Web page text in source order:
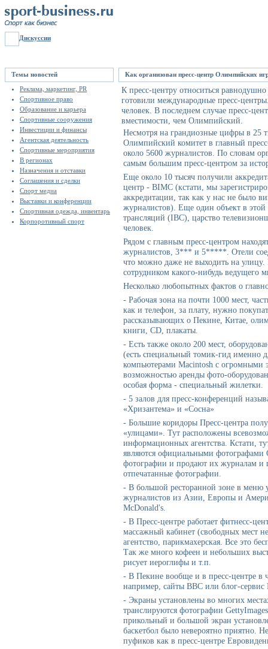
Дискуссии
Темы новостей
Реклама, маркетинг, PR
Спортивное право
Образование и карьера
Спортивные сооружения
Инвестиции и финансы
Агентская деятельность
Спортивные мероприятия
В регионах
Назначения и отставки
Соглашения и сделки
Спорт медиа
Выставки и конференции
Спортивная одежда, инвентарь
Корпоротивный спорт
Как организован пресс-центр Олимпийских
К пресс-центру относиться
готовили международные пресс-
человек. В последнем случае пресс-
вместимости, чем Олимпийский.
Несмотря на грандиозные цифры в 25
Олимпийский комитет в главный
около 5600 журналистов. По словам
самым большим пресс-центром за
Еще около 10 тысяч получили
центр - BIMC (кстати, мы
аккредитации, так как у нас не было
журналистов). Еще один объект в
трансляций (IBC), царство
человек.
Рядом с главным пресс-центром
журналистов, 3*** и 5*****. Отели
что можно даже не выходить на улицу.
сотрудником какого-нибудь ведущего
Несколько любопытных фактов о
- Рабочая зона на почти 1000 мест,
как и телефон, за плату, нужно
рассказывающих о Пекине, Китае,
книги, CD, плакаты.
- Есть также около 200 мест,
(есть специальный томик-гид именно
компьютерами Macintosh с огромными
возможностью аренды фото-
особая форма - специальный жилетки.
- 5 залов для пресс-конференций
«Хризантема» и «Сосна»
- Большие коридоры Пресс-центра
«улицами». Тут расположены
информационных агентства. Кстати,
являются официальными
фотографии и продают их журналам и
отпечатанные фотографии.
- В большой ресторанной зоне в меню
журналистов из Азии, Европы и
McDonald's.
- В Пресс-центре работает фитнесс-
массажный кабинет (свободных мест
агентство, парикмахерская. Все это
Так же много кофеен и небольших
рисует иероглифы и т.п.
- В Пекине вообще и в пресс-центре в
например, сайты BBC или блог-
- Экраны установлены во многих
транслируются фотографии
прикольный и большой экран
баскетбол было невероятно приятно.
пуфиков как в пресс-центре